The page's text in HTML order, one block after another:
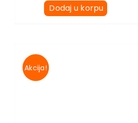
Dodaj u korpu
Akcija!